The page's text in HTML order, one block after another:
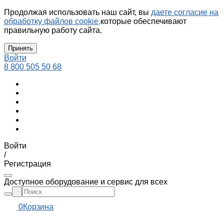
Продолжая использовать наш сайт, вы даете согласие на
обработку файлов cookie,которые обеспечивают
правильную работу сайта.
Принять
Войти
8 800 505 50 68
Войти
/
Регистрация
Доступное оборудование и сервис для всех
0Корзина